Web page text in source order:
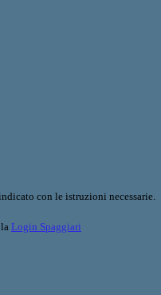
con le istruzioni necessarie.
Login Spaggiari